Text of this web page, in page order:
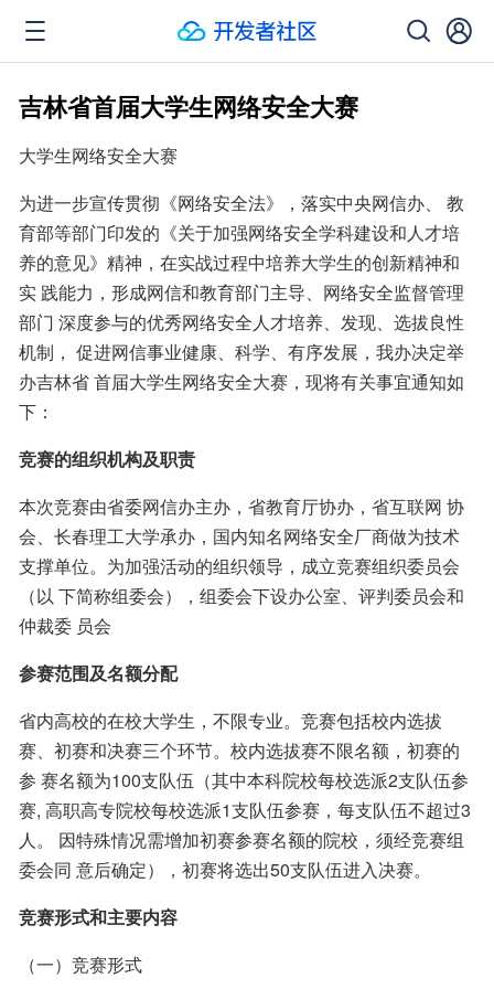
吉林省首届大学生网络安全大赛
大学生网络安全大赛
为进一步宣传贯彻《网络安全法》，落实中央网信办、 教
育部等部门印发的《关于加强网络安全学科建设和人才培
养的意见》精神，在实战过程中培养大学生的创新精神和
实 践能力，形成网信和教育部门主导、网络安全监督管理
部门 深度参与的优秀网络安全人才培养、发现、选拔良性
机制， 促进网信事业健康、科学、有序发展，我办决定举
办吉林省 首届大学生网络安全大赛，现将有关事宜通知如
下：
竞赛的组织机构及职责
本次竞赛由省委网信办主办，省教育厅协办，省互联网 协
会、长春理工大学承办，国内知名网络安全厂商做为技术
支撑单位。为加强活动的组织领导，成立竞赛组织委员会
（以 下简称组委会），组委会下设办公室、评判委员会和
仲裁委 员会
参赛范围及名额分配
省内高校的在校大学生，不限专业。竞赛包括校内选拔
赛、初赛和决赛三个环节。校内选拔赛不限名额，初赛的
参 赛名额为100支队伍（其中本科院校每校选派2支队伍参
赛, 高职高专院校每校选派1支队伍参赛，每支队伍不超过3
人。 因特殊情况需增加初赛参赛名额的院校，须经竞赛组
委会同 意后确定），初赛将选出50支队伍进入决赛。
竞赛形式和主要内容
（一）竞赛形式